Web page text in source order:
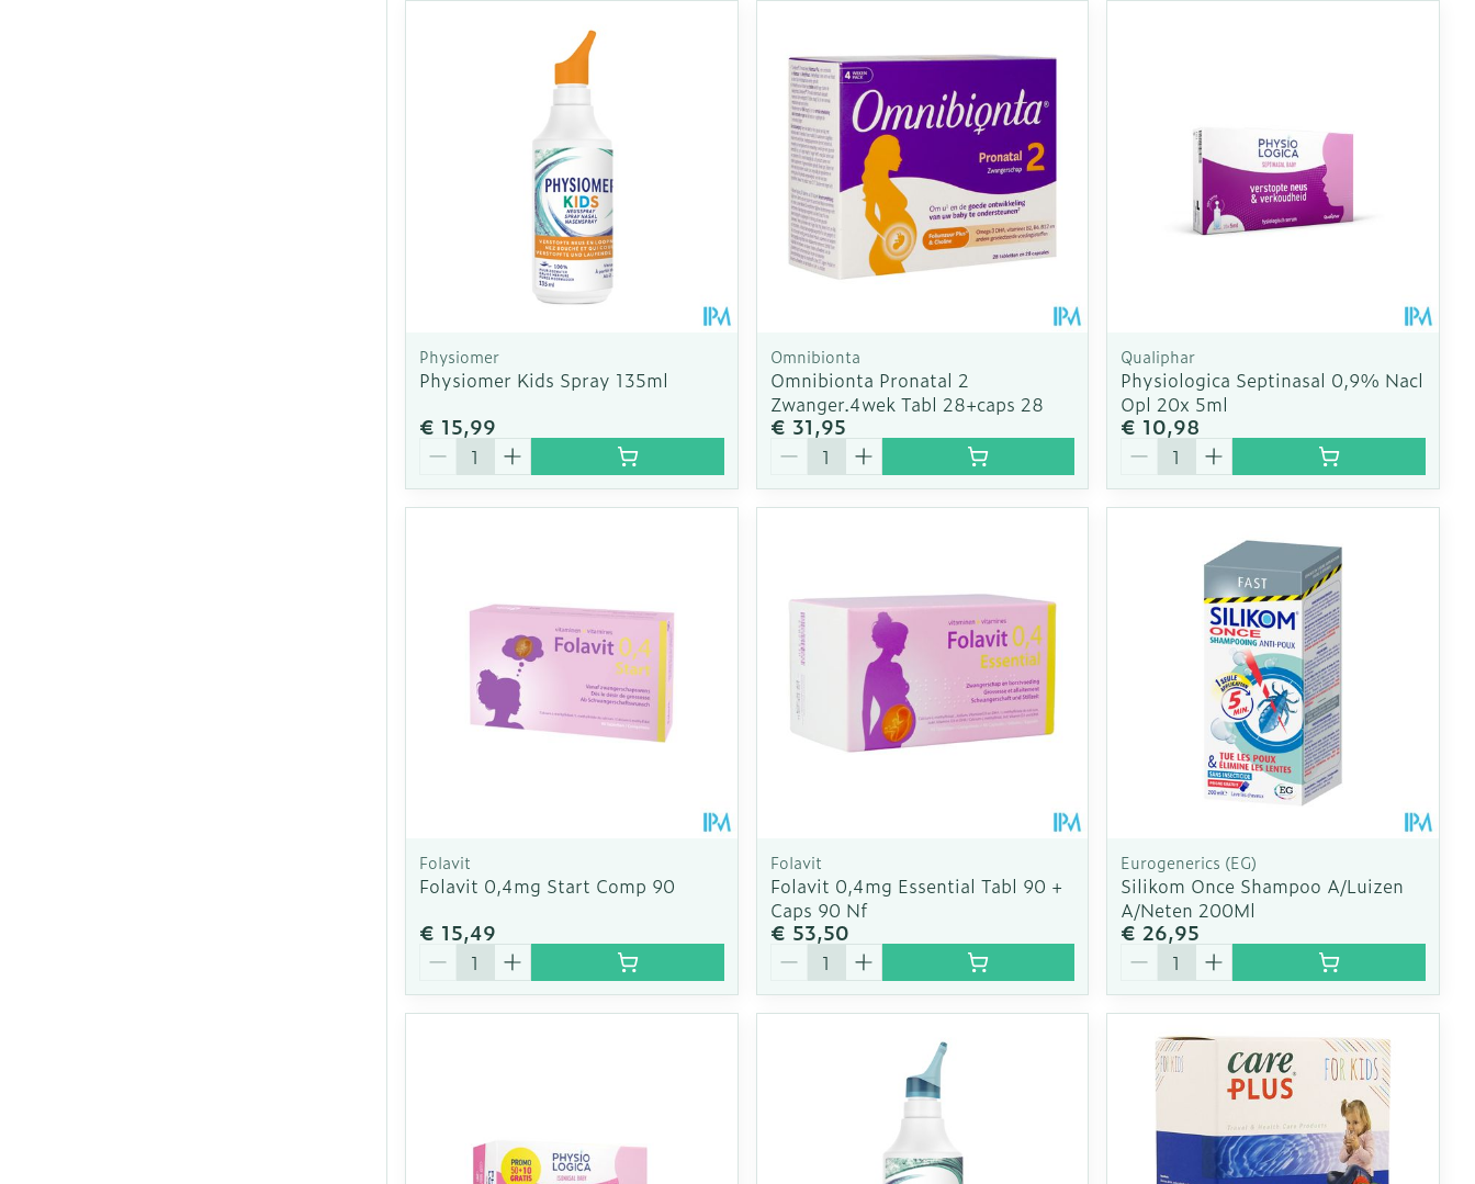
Physiomer
Physiomer Kids Spray 135ml
€ 15,99
Aantal
Omnibionta
Omnibionta Pronatal 2
Zwanger.4wek Tabl 28+caps 28
€ 31,95
Aantal
Qualiphar
Physiologica Septinasal 0,9% Nacl
Opl 20x 5ml
€ 10,98
Aantal
Folavit
Folavit 0,4mg Start Comp 90
€ 15,49
Aantal
Folavit
Folavit 0,4mg Essential Tabl 90 +
Caps 90 Nf
€ 53,50
Aantal
Eurogenerics (EG)
Silikom Once Shampoo A/Luizen
A/Neten 200Ml
€ 26,95
Aantal